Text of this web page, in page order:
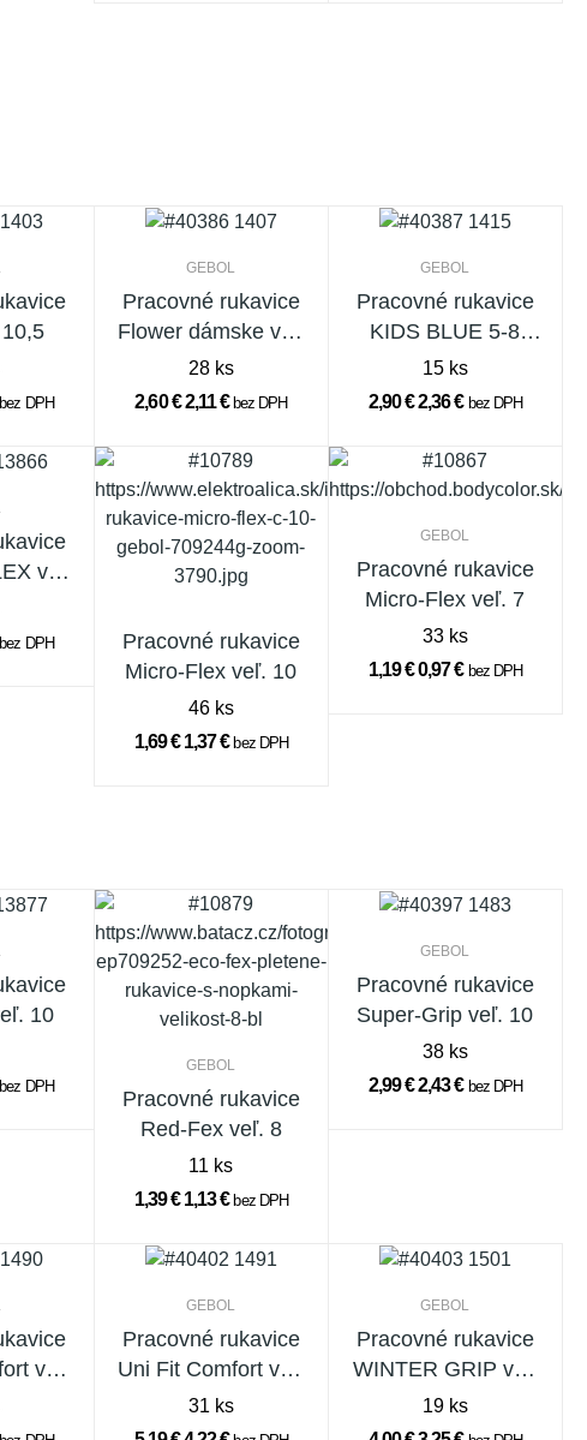
bez DPH
GEBOL
Pracovné rukavice
Flower dámske veľ.
7
28 ks
2,60 €2,11 € bez DPH
GEBOL
Pracovné rukavice
KIDS BLUE 5-8
rokov
15 ks
2,90 €2,36 € bez DPH
veľ.
bez DPH
Pracovné rukavice
Micro-Flex veľ. 10
46 ks
1,69 €1,37 €bez DPH
GEBOL
Pracovné rukavice
Micro-Flex veľ. 7
33 ks
1,19 €0,97 € bez DPH
10
bez DPH
GEBOL
Pracovné rukavice
Red-Fex veľ. 8
11 ks
1,39 €1,13 €bez DPH
GEBOL
Pracovné rukavice
Super-Grip veľ. 10
38 ks
2,99 €2,43 € bez DPH
veľ.
GEBOL
Pracovné rukavice
Uni Fit Comfort veľ.
9 červené
31 ks
GEBOL
Pracovné rukavice
WINTER GRIP veľ.
9
19 ks